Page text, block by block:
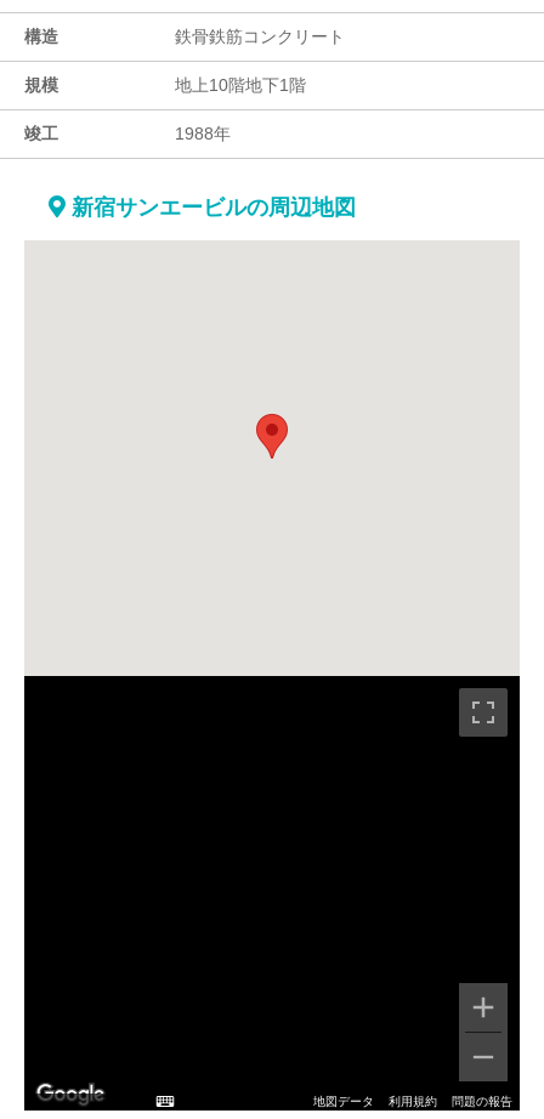
構造 鉄骨鉄筋コンクリート
規模 地上10階地下1階
竣工 1988年
新宿サンエービルの周辺地図
地図データ 利用規約 問題の報告